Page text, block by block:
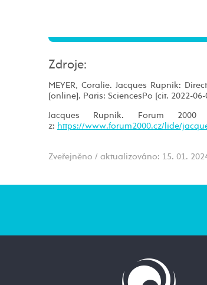
Zdroje:
MEYER, Coralie. Jacques Rupnik:
[online]. Paris: SciencesPo [cit. 2022-
Jacques Rupnik. Forum
z: https://www.forum2000.cz/lide/
Zveřejněno / aktualizováno: 15. 01.